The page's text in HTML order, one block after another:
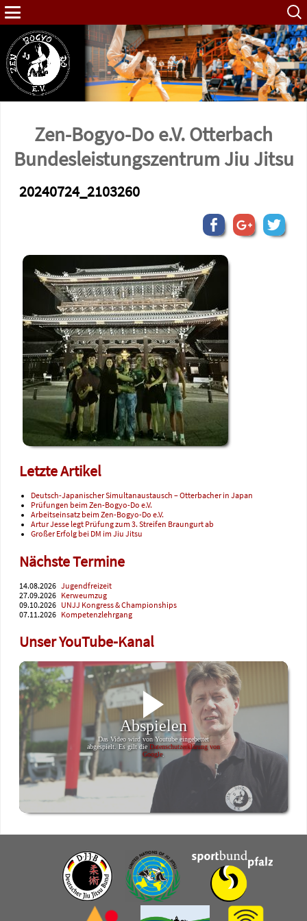
Suche
nach:
Zen-Bogyo-Do e.V. Otterbach
Bundes­leistungs­zentrum Jiu Jitsu
20240724_2103260
Letzte Artikel
Deutsch-Japanischer Simultanaustausch – Otterbacher in Japan
Prüfungen beim Zen-Bogyo-Do e.V.
Arbeitseinsatz beim Zen-Bogyo-Do e.V.
Artur Jesse legt Prüfung zum 3. Streifen Braungurt ab
Großer Erfolg bei DM im Jiu Jitsu
Nächste Termine
14.08.2026 Jugendfreizeit
27.09.2026 Kerweumzug
09.10.2026 UNJJ Kongress & Championships
07.11.2026 Kompetenzlehrgang
Unser YouTube-Kanal